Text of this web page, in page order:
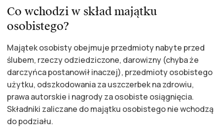
Co wchodzi w skład majątku
osobistego?
Majątek osobisty obejmuje przedmioty nabyte przed
ślubem, rzeczy odziedziczone, darowizny (chyba że
darczyńca postanowił inaczej), przedmioty osobistego
użytku, odszkodowania za uszczerbek na zdrowiu,
prawa autorskie i nagrody za osobiste osiągnięcia.
Składniki zaliczane do majątku osobistego nie wchodzą
do podziału.